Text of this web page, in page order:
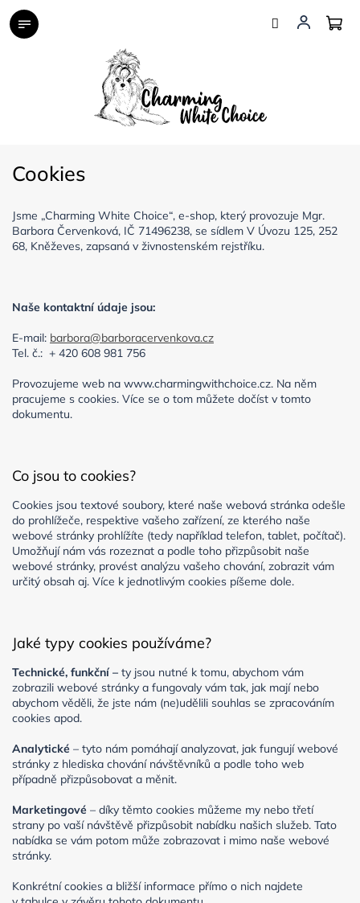
Přejít
na
Cookies
Jsme „Charming White Choice“, e-shop, který provozuje Mgr.
Barbora Červenková, IČ 71496238, se sídlem V Úvozu 125, 252
68, Kněževes, zapsaná v živnostenském rejstříku.
Naše kontaktní údaje jsou:
E-mail: barbora@barboracervenkova.cz
Tel. č.: + 420 608 981 756
Provozujeme web na www.charmingwithchoice.cz. Na něm
pracujeme s cookies. Více se o tom můžete dočíst v tomto
dokumentu.
Co jsou to cookies?
Cookies jsou textové soubory, které naše webová stránka odešle
do prohlížeče, respektive vašeho zařízení, ze kterého naše
webové stránky prohlížíte (tedy například telefon, tablet, počítač).
Umožňují nám vás rozeznat a podle toho přizpůsobit naše
webové stránky, provést analýzu vašeho chování, zobrazit vám
určitý obsah aj. Více k jednotlivým cookies píšeme dole.
Jaké typy cookies používáme?
Technické, funkční – ty jsou nutné k tomu, abychom vám
zobrazili webové stránky a fungovaly vám tak, jak mají nebo
abychom věděli, že jste nám (ne)udělili souhlas se zpracováním
cookies apod.
Analytické – tyto nám pomáhají analyzovat, jak fungují webové
stránky z hlediska chování návštěvníků a podle toho web
případně přizpůsobovat a měnit.
Marketingové – díky těmto cookies můžeme my nebo třetí
strany po vaší návštěvě přizpůsobit nabídku našich služeb. Tato
nabídka se vám potom může zobrazovat i mimo naše webové
stránky.
Konkrétní cookies a bližší informace přímo o nich najdete